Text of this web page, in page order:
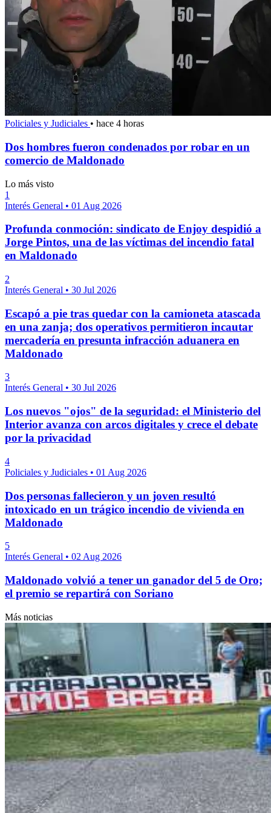
Policiales y Judiciales • hace 4 horas
Dos hombres fueron condenados por robar en un
comercio de Maldonado
Lo más visto
1
Interés General • 01 Aug 2026
Profunda conmoción: sindicato de Enjoy despidió a
Jorge Pintos, una de las víctimas del incendio fatal
en Maldonado
2
Interés General • 30 Jul 2026
Escapó a pie tras quedar con la camioneta atascada
en una zanja; dos operativos permitieron incautar
mercadería en presunta infracción aduanera en
Maldonado
3
Interés General • 30 Jul 2026
Los nuevos "ojos" de la seguridad: el Ministerio del
Interior avanza con arcos digitales y crece el debate
por la privacidad
4
Policiales y Judiciales • 01 Aug 2026
Dos personas fallecieron y un joven resultó
intoxicado en un trágico incendio de vivienda en
Maldonado
5
Interés General • 02 Aug 2026
Maldonado volvió a tener un ganador del 5 de Oro;
el premio se repartirá con Soriano
Más noticias